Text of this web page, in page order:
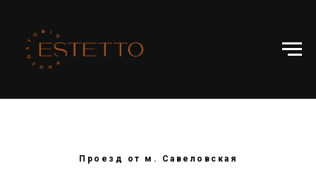
Проезд от м. Савеловская